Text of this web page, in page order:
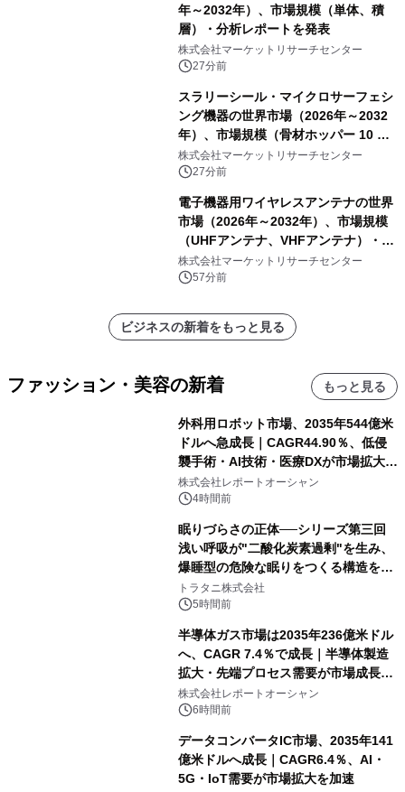
年～2032年）、市場規模（単体、積
層）・分析レポートを発表
株式会社マーケットリサーチセンター
27分前
スラリーシール・マイクロサーフェシ
ング機器の世界市場（2026年～2032
年）、市場規模（骨材ホッパー 10 m³
以下、骨材ホッパー 10 m³～12 m³、
骨材ホッパー 12 m³以上）・分析レポ
株式会社マーケットリサーチセンター
27分前
電子機器用ワイヤレスアンテナの世界
市場（2026年～2032年）、市場規模
（UHFアンテナ、VHFアンテナ）・分
析レポートを発表
株式会社マーケットリサーチセンター
57分前
ビジネスの新着をもっと見る
ファッション・美容の新着 もっと見る
外科用ロボット市場、2035年544億米
ドルへ急成長｜CAGR44.90％、低侵
襲手術・AI技術・医療DXが市場拡大を
牽引
株式会社レポートオーシャン
4時間前
眠りづらさの正体──シリーズ第三回
浅い呼吸が"二酸化炭素過剰"を生み、
爆睡型の危険な眠りをつくる構造を解
説
トラタニ株式会社
5時間前
半導体ガス市場は2035年236億米ドル
へ、CAGR 7.4％で成長｜半導体製造
拡大・先端プロセス需要が市場成長を
加速
株式会社レポートオーシャン
6時間前
データコンバータIC市場、2035年141
億米ドルへ成長｜CAGR6.4％、AI・
5G・IoT需要が市場拡大を加速